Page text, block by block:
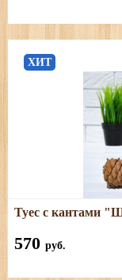
ХИТ
Размеры:
Туес с кантами
570 руб.